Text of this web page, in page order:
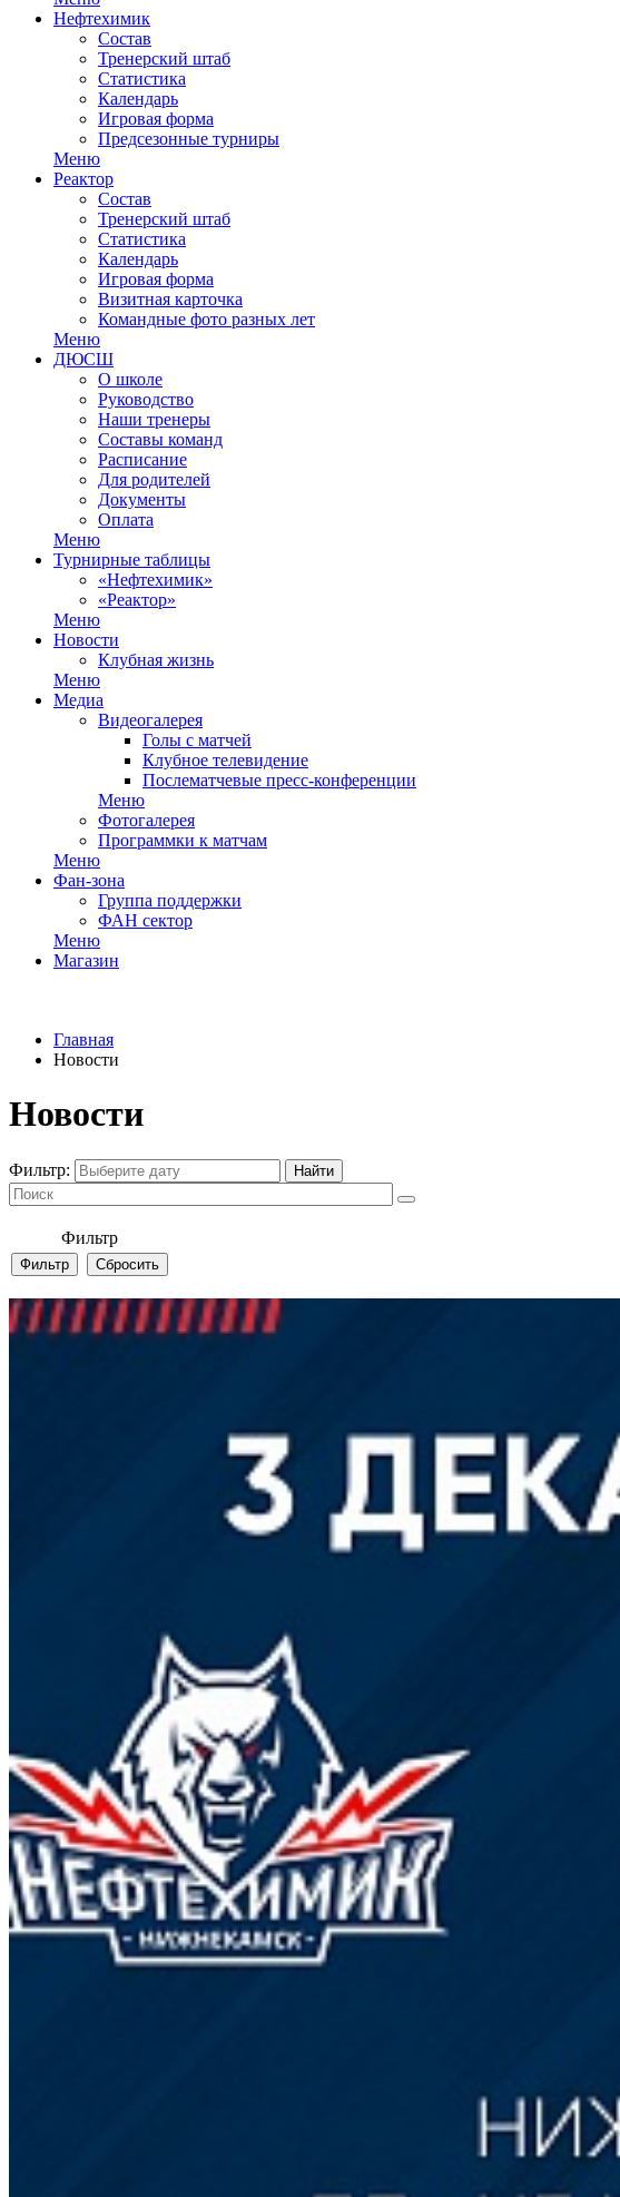
Нефтехимик
Состав
Тренерский штаб
Статистика
Календарь
Игровая форма
Предсезонные турниры
Меню
Реактор
Состав
Тренерский штаб
Статистика
Календарь
Игровая форма
Визитная карточка
Командные фото разных лет
Меню
ДЮСШ
О школе
Руководство
Наши тренеры
Составы команд
Расписание
Для родителей
Документы
Оплата
Меню
Турнирные таблицы
«Нефтехимик»
«Реактор»
Меню
Новости
Клубная жизнь
Меню
Медиа
Видеогалерея
Голы с матчей
Клубное телевидение
Послематчевые пресс-конференции
Меню
Фотогалерея
Программки к матчам
Меню
Фан-зона
Группа поддержки
ФАН сектор
Меню
Магазин
Главная
Новости
Новости
Фильтр:
Фильтр